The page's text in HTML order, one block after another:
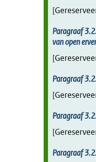
Paragraaf
van open
Paragraaf
Paragraaf
Paragraaf